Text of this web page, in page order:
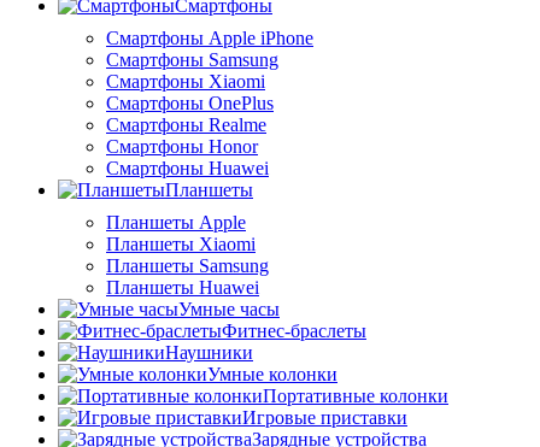
Смартфоны
Смартфоны Apple iPhone
Смартфоны Samsung
Смартфоны Xiaomi
Смартфоны OnePlus
Смартфоны Realme
Смартфоны Honor
Смартфоны Huawei
Планшеты
Планшеты Apple
Планшеты Xiaomi
Планшеты Samsung
Планшеты Huawei
Умные часы
Фитнес-браслеты
Наушники
Умные колонки
Портативные колонки
Игровые приставки
Зарядные устройства